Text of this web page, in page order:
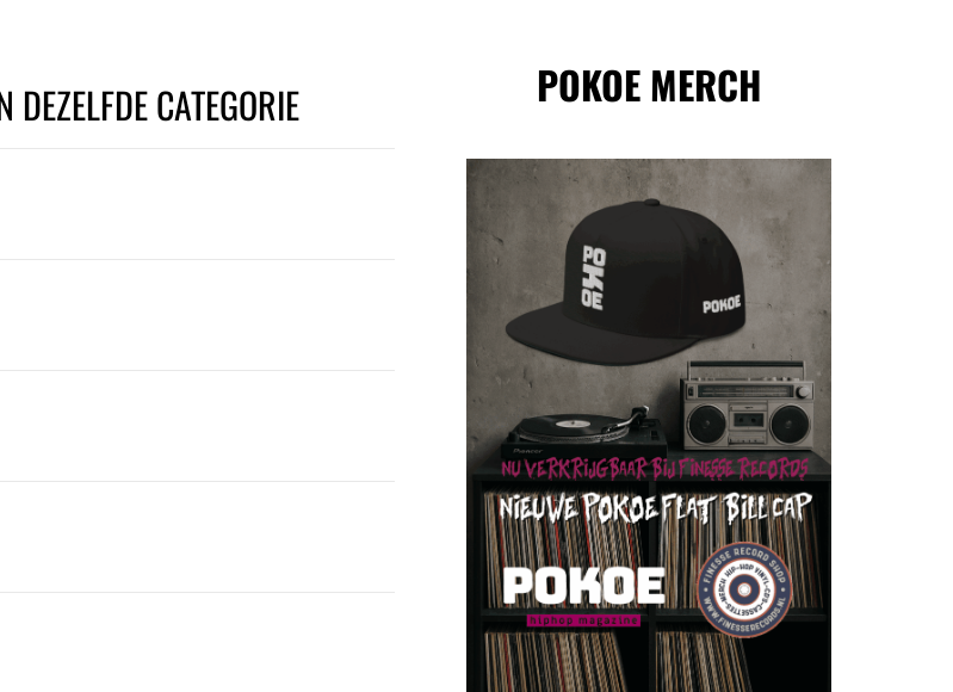
DEZELFDE CATEGORIE POKOE MERCH